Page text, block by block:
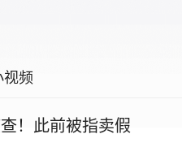
视频
！此前被指卖假